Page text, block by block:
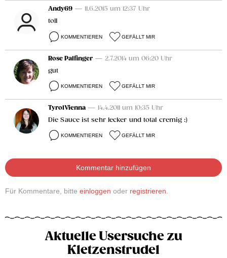
Andy69 — 11.6.2015 um 12:37 Uhr
toll
KOMMENTIEREN GEFÄLLT MIR
Rose Palfinger — 2.7.2014 um 06:20 Uhr
gut
KOMMENTIEREN GEFÄLLT MIR
TyrolVienna — 14.4.2011 um 10:35 Uhr
Die Sauce ist sehr lecker und total cremig :)
KOMMENTIEREN GEFÄLLT MIR
Kommentar hinzufügen
Für Kommentare, bitte einloggen oder registrieren
Aktuelle Usersuche zu
Kletzenstrudel